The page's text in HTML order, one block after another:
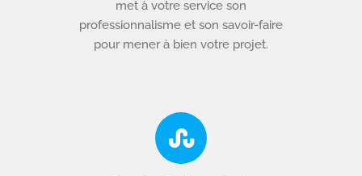
met à votre service son
professionnalisme et son savoir-faire
pour mener à bien votre projet.